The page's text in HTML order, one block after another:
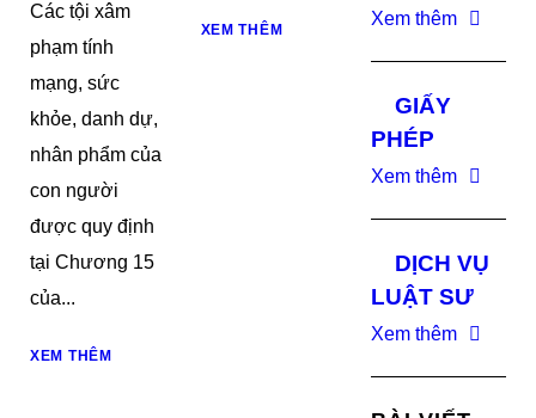
Các tội xâm
phạm tính
mạng, sức
khỏe, danh dự,
nhân phẩm của
con người
được quy định
tại Chương 15
của...
XEM THÊM
XEM THÊM
Xem thêm
GIẤY
PHÉP
Xem thêm
DỊCH VỤ
LUẬT SƯ
Xem thêm